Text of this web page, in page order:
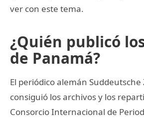
ver con este tema.
¿Quién publicó
de Panamá?
El periódico alemán
consiguió los archivos y los
Consorcio Internacional de